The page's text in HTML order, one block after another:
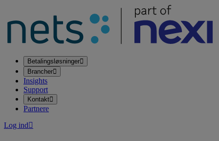
Betalingsløsninger
Brancher
Insights
Support
Kontakt
Partnere
Log ind